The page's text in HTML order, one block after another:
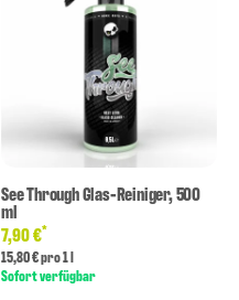
See Through Glas-Reiniger, 500
ml
7,90 €*
15,80 € pro 1 l
Sofort verfügbar